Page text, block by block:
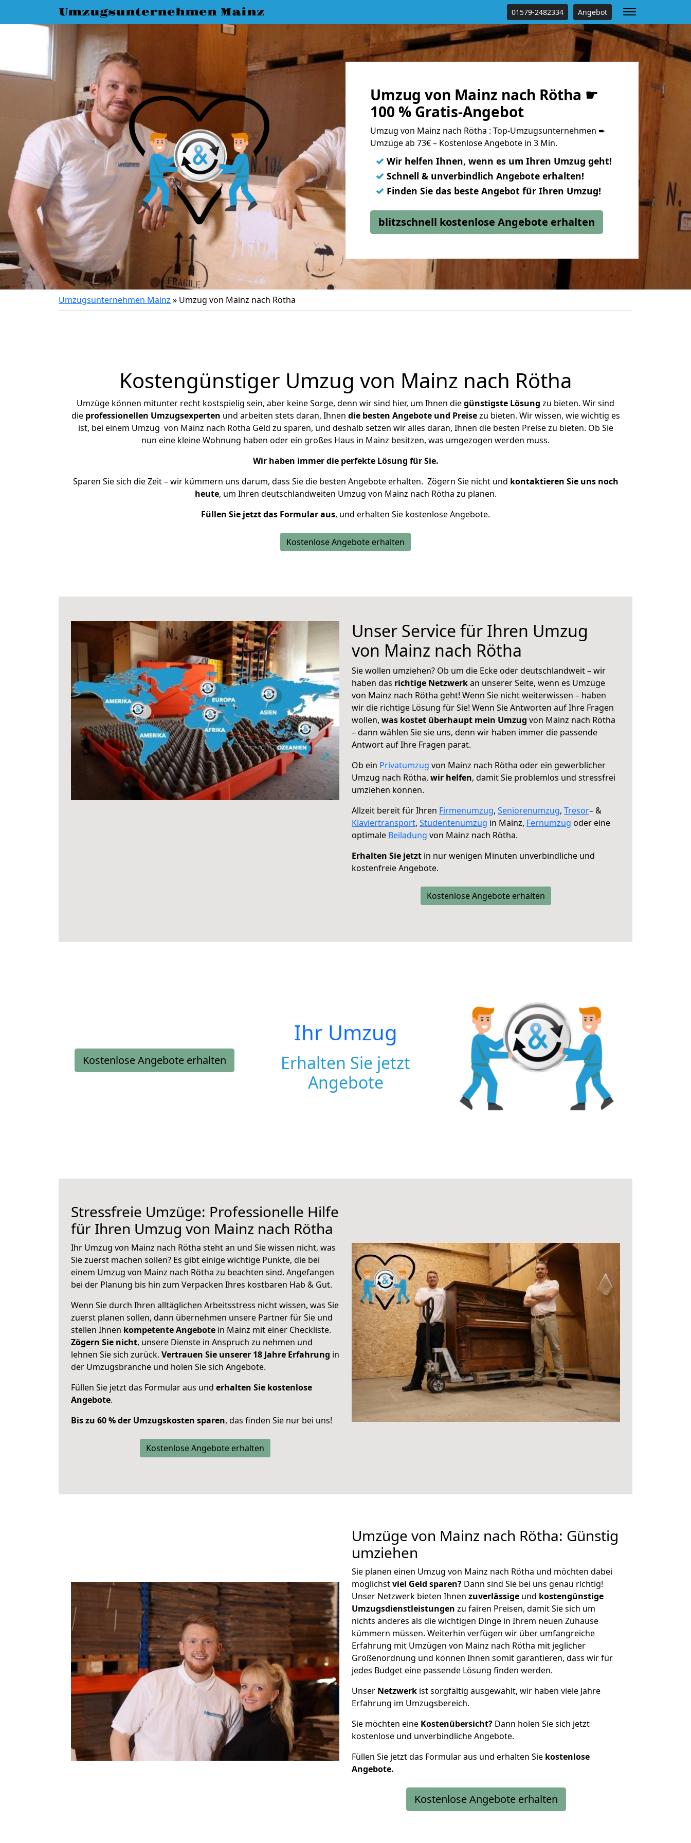
Umzugsunternehmen Mainz 01579-2482334 Angebot
Umzug von Mainz nach Rötha ☛
100 % Gratis-Angebot
Umzug von Mainz nach Rötha : Top-Umzugsunternehmen ➨
Umzüge ab 73€ – Kostenlose Angebote in 3 Min.
✓ Wir helfen Ihnen, wenn es um Ihren Umzug geht!
✓ Schnell & unverbindlich Angebote erhalten!
✓ Finden Sie das beste Angebot für Ihren Umzug!
blitzschnell kostenlose Angebote erhalten
Umzugsunternehmen Mainz » Umzug von Mainz nach Rötha
Kostengünstiger Umzug von Mainz nach Rötha
Umzüge können mitunter recht kostspielig sein, aber keine Sorge, denn wir sind hier, um Ihnen diegünstigste Lösung zu bieten. Wir sind
die professionellen Umzugsexperten und arbeiten stets daran, Ihnen die besten Angebote und Preisezu bieten. Wir wissen, wie wichtig es
ist, bei einem Umzug von Mainz nach Rötha Geld zu sparen, und deshalb setzen wir alles daran, Ihnen die besten Preise zu bieten. Ob Sie
nun eine kleine Wohnung haben oder ein großes Haus in Mainz besitzen, was umgezogen werden muss.
Wir haben immer die perfekte Lösung für Sie.
Sparen Sie sich die Zeit – wir kümmern uns darum, dass Sie die besten Angebote erhalten. Zögern Sie nicht und kontaktieren Sie uns noch
heute, um Ihren deutschlandweiten Umzug von Mainz nach Rötha zu planen.
Füllen Sie jetzt das Formular aus, und erhalten Sie kostenlose Angebote.
Kostenlose Angebote erhalten
Unser Service für Ihren Umzug
von Mainz nach Rötha
Sie wollen umziehen? Ob um die Ecke oder deutschlandweit – wir
haben das richtige Netzwerkan unserer Seite, wenn es Umzüge
von Mainz nach Rötha geht! Wenn Sie nicht weiterwissen – haben
wir die richtige Lösung für Sie! Wenn Sie Antworten auf Ihre Fragen
wollen, was kostet überhaupt mein Umzug von Mainz nach Rötha
– dann wählen Sie sie uns, denn wir haben immer die passende
Antwort auf Ihre Fragen parat.
Ob ein Privatumzug von Mainz nach Rötha oder ein gewerblicher
Umzug nach Rötha, wir helfen, damit Sie problemlos und stressfrei
umziehen können.
Allzeit bereit für Ihren Firmenumzug, Seniorenumzug, Tresor– &
Klaviertransport, Studentenumzug in Mainz, Fernumzug oder eine
optimale Beiladung von Mainz nach Rötha.
Erhalten Sie jetzt in nur wenigen Minuten unverbindliche und
kostenfreie Angebote.
Kostenlose Angebote erhalten
Kostenlose Angebote erhalten
Ihr Umzug
Erhalten Sie jetzt
Angebote
Stressfreie Umzüge: Professionelle Hilfe
für Ihren Umzug von Mainz nach Rötha
Ihr Umzug von Mainz nach Rötha steht an und Sie wissen nicht, was
Sie zuerst machen sollen? Es gibt einige wichtige Punkte, die bei
einem Umzug von Mainz nach Rötha zu beachten sind. Angefangen
bei der Planung bis hin zum Verpacken Ihres kostbaren Hab & Gut.
Wenn Sie durch Ihren alltäglichen Arbeitsstress nicht wissen, was Sie
zuerst planen sollen, dann übernehmen unsere Partner für Sie und
stellen Ihnen kompetente Angebote in Mainz mit einer Checkliste.
Zögern Sie nicht, unsere Dienste in Anspruch zu nehmen und
lehnen Sie sich zurück. Vertrauen Sie unserer 18 Jahre Erfahrung in
der Umzugsbranche und holen Sie sich Angebote.
Füllen Sie jetzt das Formular aus und erhalten Sie kostenlose
Angebote.
Bis zu 60 % der Umzugskosten sparen, das finden Sie nur bei uns!
Kostenlose Angebote erhalten
Umzüge von Mainz nach Rötha: Günstig
umziehen
Sie planen einen Umzug von Mainz nach Rötha und möchten dabei
möglichstviel Geld sparen? Dann sind Sie bei uns genau richtig!
Unser Netzwerk bieten Ihnen zuverlässige und kostengünstige
Umzugsdienstleistungen zu fairen Preisen, damit Sie sich um
nichts anderes als die wichtigen Dinge in Ihrem neuen Zuhause
kümmern müssen. Weiterhin verfügen wir über umfangreiche
Erfahrung mit Umzügen von Mainz nach Rötha mit jeglicher
Größenordnung und können Ihnen somit garantieren, dass wir für
jedes Budget eine passende Lösung finden werden.
Unser Netzwerk ist sorgfältig ausgewählt, wir haben viele Jahre
Erfahrung im Umzugsbereich.
Sie möchten eine Kostenübersicht? Dann holen Sie sich jetzt
kostenlose und unverbindliche Angebote.
Füllen Sie jetzt das Formular aus und erhalten Sie kostenlose
Angebote.
Kostenlose Angebote erhalten